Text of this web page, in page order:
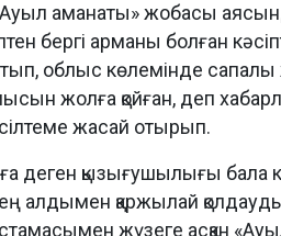
аманаты» жобасы
бергі арманы болған
облыс көлемінде сапалы
жолға қойған, деп
жасай отырып.
деген қызығушылығы бала
ең алдымен қаржылай
жүзеге асқан